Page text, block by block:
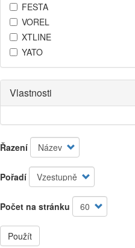
FESTA
VOREL
XTLINE
YATO
Vlastnosti
Řazení
Pořadí
Počet na stránku
Použít